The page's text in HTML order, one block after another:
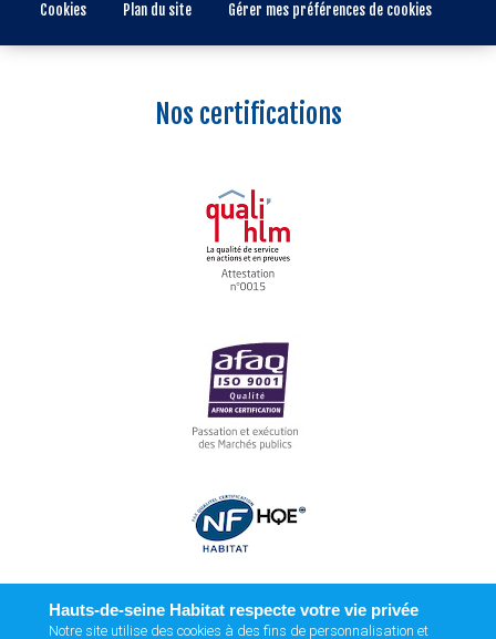
Cookies Plan du site Gérer mes préférences de cookies
Nos certifications
Hauts-de-seine Habitat respecte votre vie privée
Notre site utilise des cookies à des fins de personnalisation et